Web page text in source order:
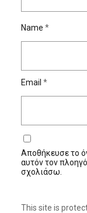
Name *
Email *
Αποθήκευσε το
αυτόν τον
σχολιάσω.
This site is